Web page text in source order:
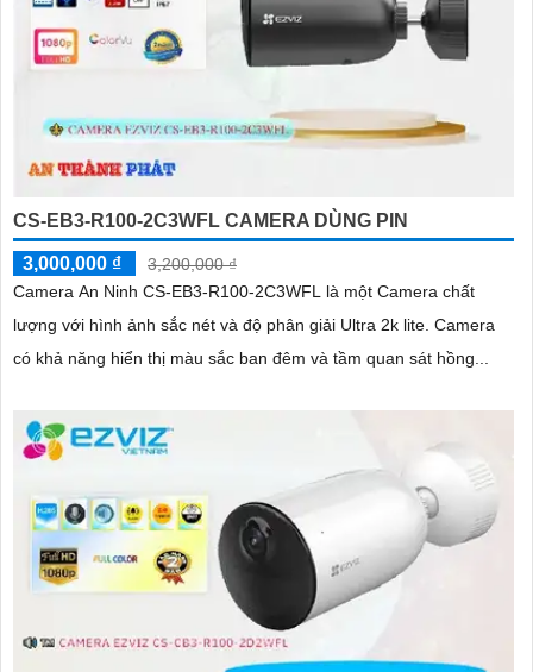
CS-EB3-R100-2C3WFL CAMERA DÙNG PIN
3,000,000 ₫
3,200,000 ₫
Camera An Ninh CS-EB3-R100-2C3WFL là một Camera chất
lượng với hình ảnh sắc nét và độ phân giải Ultra 2k lite. Camera
có khả năng hiển thị màu sắc ban đêm và tầm quan sát hồng...